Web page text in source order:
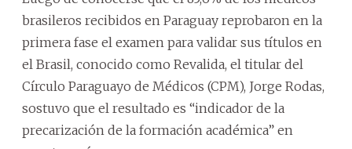
brasileros recibidos en Paraguay reprobaron en la
primera fase el examen para validar sus títulos en
el Brasil, conocido como Revalida, el titular del
Círculo Paraguayo de Médicos (CPM), Jorge Rodas,
sostuvo que el resultado es “indicador de la
precarización de la formación académica” en